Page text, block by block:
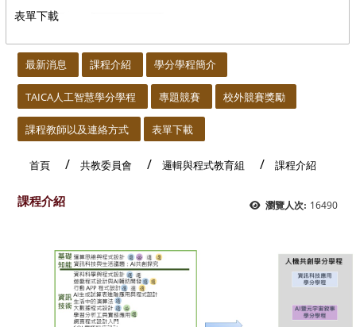
表單下載
最新消息 課程介紹 學分學程簡介
TAICA人工智慧學分學程 專題競賽 校外競賽獎勵
課程教師以及連絡方式 表單下載
首頁 共教委員會 邏輯與程式教育組 課程介紹
瀏覽人次: 16490
課程介紹